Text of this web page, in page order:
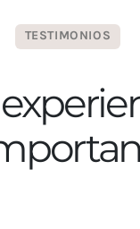
TESTIMONIOS